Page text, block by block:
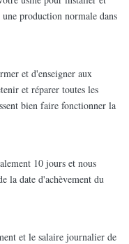
production normale dans
et d'enseigner aux
et réparer toutes les
bien faire fonctionner la
10 jours et nous
la date d'achèvement du
et le salaire journalier de